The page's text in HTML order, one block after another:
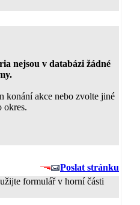
nejsou v databázi žádné
konání akce nebo zvolte jiné
okres.
Poslat stránku
formulář v horní části